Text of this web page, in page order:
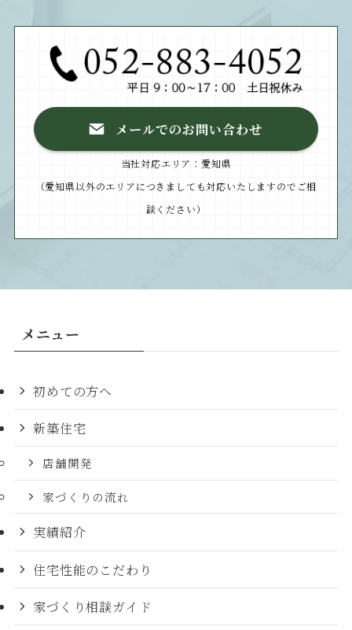
メールでのお問い合わせ
当社対応エリア：愛知県
（愛知県以外のエリアにつきましても対応いたしますのでご相
談ください）
メニュー
初めての方へ
新築住宅
店舗開発
家づくりの流れ
実績紹介
住宅性能のこだわり
家づくり相談ガイド